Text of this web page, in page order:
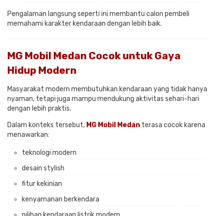
Pengalaman langsung seperti ini membantu calon pembeli
memahami karakter kendaraan dengan lebih baik.
MG Mobil Medan Cocok untuk Gaya
Hidup Modern
Masyarakat modern membutuhkan kendaraan yang tidak hanya
nyaman, tetapi juga mampu mendukung aktivitas sehari-hari
dengan lebih praktis.
Dalam konteks tersebut, MG Mobil Medan terasa cocok karena
menawarkan:
teknologi modern
desain stylish
fitur kekinian
kenyamanan berkendara